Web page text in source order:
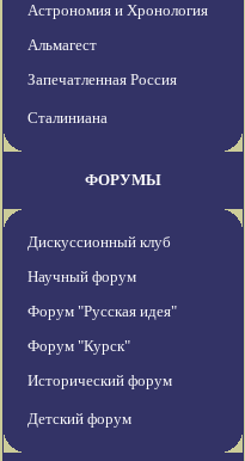
Астрономия и Хронология
Альмагест
Запечатленная Россия
Сталиниана
ФОРУМЫ
Дискуссионный клуб
Научный форум
Форум "Русская идея"
Форум "Курск"
Исторический форум
Детский форум